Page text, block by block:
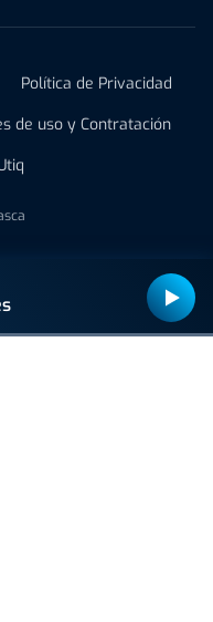
Política de Privacidad
de uso y Contratación